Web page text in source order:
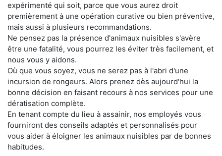
expérimenté qui soit, parce que vous aurez droit
premièrement à une opération curative ou bien préventive,
mais aussi à plusieurs recommandations.
Ne pensez pas la présence d'animaux nuisibles s'avère
être une fatalité, vous pourrez les éviter très facilement, et
nous vous y aidons.
Où que vous soyez, vous ne serez pas à l'abri d'une
incursion de rongeurs. Alors prenez dès aujourd'hui la
bonne décision en faisant recours à nos services pour une
dératisation complète.
En tenant compte du lieu à assainir, nos employés vous
fourniront des conseils adaptés et personnalisés pour
vous aider à éloigner les animaux nuisibles par de bonnes
habitudes.